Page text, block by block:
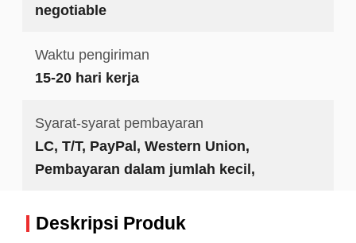
negotiable
Waktu pengiriman
15-20 hari kerja
Syarat-syarat pembayaran
LC, T/T, PayPal, Western Union,
Pembayaran dalam jumlah kecil,
Deskripsi Produk